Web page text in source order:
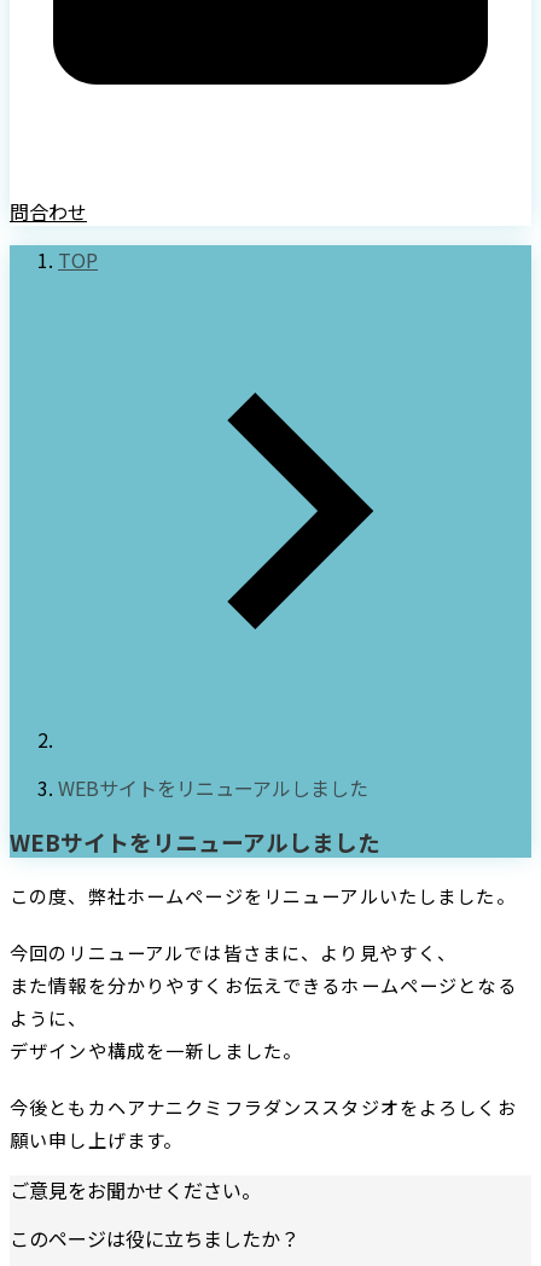
問合わせ
TOP
WEBサイトをリニューアルしました
WEBサイトをリニューアルしました
この度、弊社ホームページをリニューアルいたしました。
今回のリニューアルでは皆さまに、より見やすく、
また情報を分かりやすくお伝えできるホームページとなる
ように、
デザインや構成を一新しました。
今後ともカヘアナニクミフラダンススタジオをよろしくお
願い申し上げます。
ご意見をお聞かせください。
このページは役に立ちましたか？